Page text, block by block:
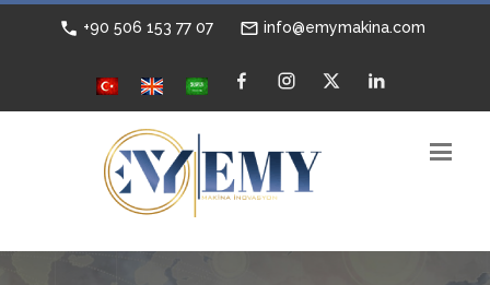
+90 506 153 77 07 info@emymakina.com